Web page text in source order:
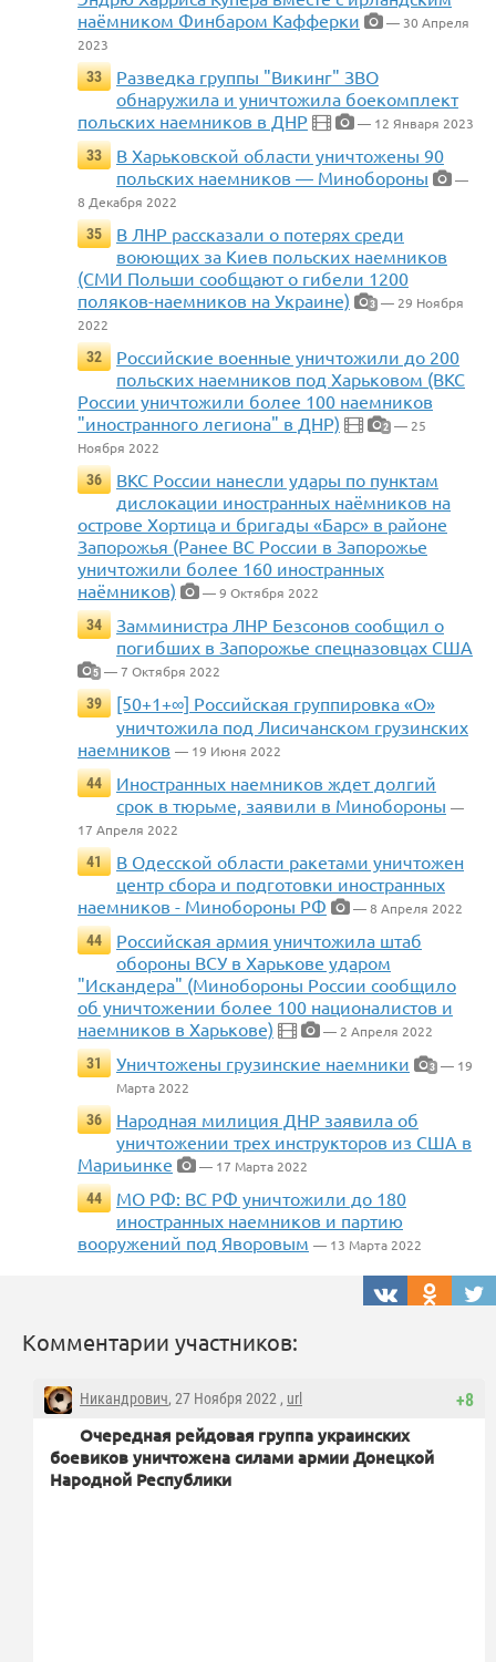
наёмником Финбаром Кафферки
— 30 Апреля
2023
33
Разведка группы "Викинг" ЗВО
обнаружила и уничтожила боекомплект
польских наемников в ДНР
— 12 Января 2023
33
В Харьковской области уничтожены 90
польских наемников — Минобороны
—
8 Декабря 2022
35
В ЛНР рассказали о потерях среди
воюющих за Киев польских наемников
(СМИ Польши сообщают о гибели 1200
поляков-наемников на Украине)
3 — 29 Ноября
2022
32
Российские военные уничтожили до 200
польских наемников под Харьковом (ВКС
России уничтожили более 100 наемников
"иностранного легиона" в ДНР)
2 — 25
Ноября 2022
36
ВКС России нанесли удары по пунктам
дислокации иностранных наёмников на
острове Хортица и бригады «Барс» в районе
Запорожья (Ранее ВС России в Запорожье
уничтожили более 160 иностранных
наёмников)
— 9 Октября 2022
34
Замминистра ЛНР Безсонов сообщил о
погибших в Запорожье спецназовцах США
5 — 7 Октября 2022
39
[50+1+∞] Российская группировка «О»
уничтожила под Лисичанском грузинских
наемников — 19 Июня 2022
44
Иностранных наемников ждет долгий
срок в тюрьме, заявили в Минобороны —
17 Апреля 2022
41
В Одесской области ракетами уничтожен
центр сбора и подготовки иностранных
наемников - Минобороны РФ
— 8 Апреля 2022
44
Российская армия уничтожила штаб
обороны ВСУ в Харькове ударом
"Искандера" (Минобороны России сообщило
об уничтожении более 100 националистов и
наемников в Харькове)
— 2 Апреля 2022
31
Уничтожены грузинские наемники 3 — 19
Марта 2022
36
Народная милиция ДНР заявила об
уничтожении трех инструкторов из США в
Мариьинке
— 17 Марта 2022
44
МО РФ: ВС РФ уничтожили до 180
иностранных наемников и партию
вооружений под Яворовым — 13 Марта 2022
Комментарии участников:
+8
Никандрович, 27 Ноября 2022 , url
Очередная рейдовая группа украинских
боевиков уничтожена силами армии Донецкой
Народной Республики